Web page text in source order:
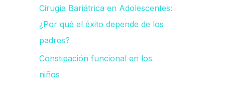
Cirugía Bariátrica en Adolescentes:
¿Por qué el éxito depende de los
padres?
Constipación funcional en los
niños